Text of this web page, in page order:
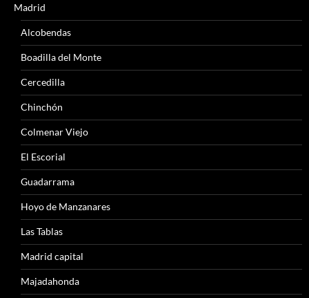
Madrid
Alcobendas
Boadilla del Monte
Cercedilla
Chinchón
Colmenar Viejo
El Escorial
Guadarrama
Hoyo de Manzanares
Las Tablas
Madrid capital
Majadahonda